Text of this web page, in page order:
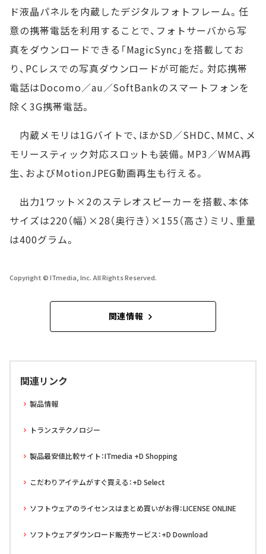
ド液晶パネルを内蔵したデジタルフォトフレーム。任
意の携帯電話を利用することで、フォトサーバから写
真をダウンロードできる「MagicSync」を搭載してお
り、PCレスでの写真ダウンロードが可能だ。対応携帯
電話はDocomo／au／SoftBankのスマートフォンを
除く3G携帯電話。
内蔵メモリは1Gバイトで、ほかSD／SHDC、MMC、メ
モリースティック対応スロットも装備。MP3／WMA再
生、およびMotionJPEG動画再生も行える。
出力1ワット×2のステレオスピーカーを搭載、本体
サイズは220（幅）×28（奥行き）×155（高さ）ミリ、重量
は400グラム。
Copyright © ITmedia, Inc. All Rights Reserved.
関連情報
関連リンク
製品情報
トランステクノロジー
製品最安値比較サイト：ITmedia +D Shopping
こだわりアイテムがすぐ買える：+D Select
ソフトウェアのライセンスはまとめ買いがお得：LICENSE ONLINE
ソフトウェアダウンロード販売サービス：+D Download